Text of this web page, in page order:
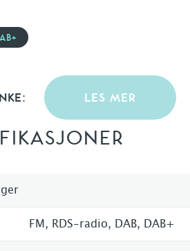
LES MER
FM, RDS-radio, DAB, DAB+